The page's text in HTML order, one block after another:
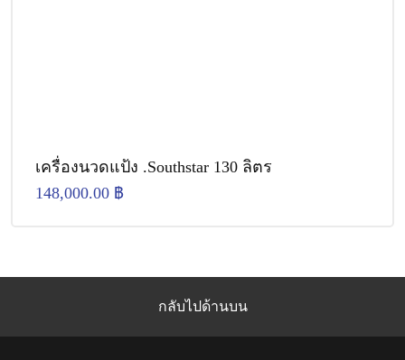
เครื่องนวดแป้ง .Southstar 130 ลิตร
148,000.00 ฿
กลับไปด้านบน